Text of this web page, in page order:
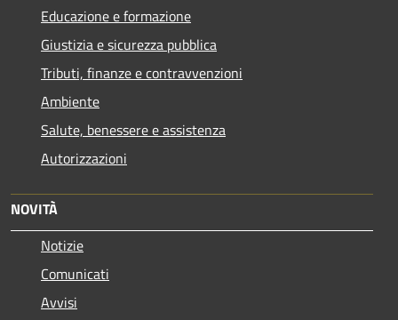
Educazione e formazione
Giustizia e sicurezza pubblica
Tributi, finanze e contravvenzioni
Ambiente
Salute, benessere e assistenza
Autorizzazioni
NOVITÀ
Notizie
Comunicati
Avvisi